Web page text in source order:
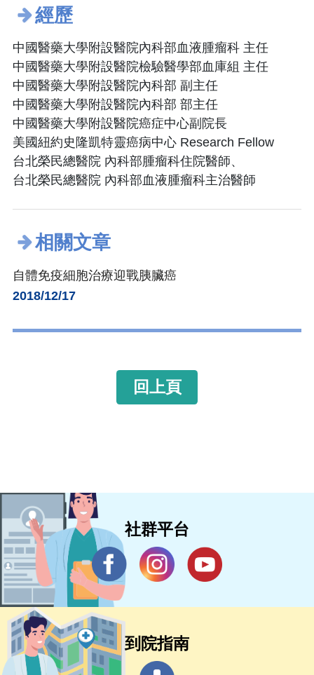
經歷
中國醫藥大學附設醫院內科部血液腫瘤科 主任
中國醫藥大學附設醫院檢驗醫學部血庫組 主任
中國醫藥大學附設醫院內科部 副主任
中國醫藥大學附設醫院內科部 部主任
中國醫藥大學附設醫院癌症中心副院長
美國紐約史隆凱特靈癌病中心 Research Fellow
台北榮民總醫院 內科部腫瘤科住院醫師、
台北榮民總醫院 內科部血液腫瘤科主治醫師
相關文章
自體免疫細胞治療迎戰胰臟癌
2018/12/17
回上頁
社群平台
到院指南